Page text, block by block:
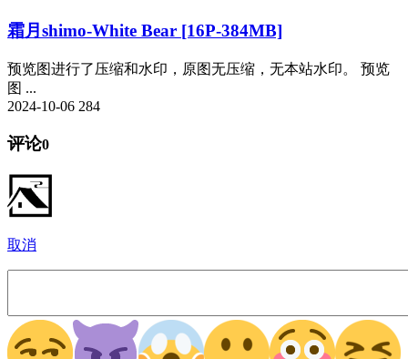
霜月shimo-White Bear [16P-384MB]
预览图进行了压缩和水印，原图无压缩，无本站水印。 预览
图 ...
2024-10-06 284
评论0
取消